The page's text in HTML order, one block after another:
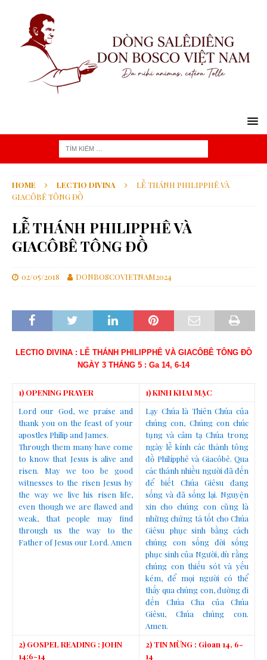
HOME LECTIO DIVINA
LỄ THÁNH PHILIPPHÊ VÀ
GIACÔBÊ TÔNG ĐỒ
LỄ THÁNH PHILIPPHÊ VÀ
GIACÔBÊ TÔNG ĐỒ
02/05/2018 DONBOSCOVIETNAM2024
LECTIO DIVINA : LỄ THÁNH PHILIPPHÊ VÀ GIACÔBÊ TÔNG ĐỒ
NGÀY 3 THÁNG 5 : Ga 14, 6-14
1) OPENING PRAYER
1) KINH KHAI MẠC
Lord our God, we praise and
thank you on the feast of your
apostles Philip and James.
Through them many have come
to know that Jesus is alive and
risen. May we too be good
witnesses to the risen Jesus by
the way we live his risen life,
even though we are flawed and
weak, that people may find
through us the way to the
Father of Jesus our Lord. Amen
Lạy Chúa là Thiên Chúa của
chúng con, Chúng con chúc
tụng và cảm tạ Chúa trong
ngày lễ kính các thánh tông
đồ Philípphê và Giacôbê. Qua
các thánh nhiều người đã đến
để biết Chúa Giêsu đang
sống và đã sống lại. Nguyện
xin cho chúng con cũng là
những chứng tá tốt cho Chúa
Giêsu phục sinh bằng cách
chúng con sống đời sống
phục sinh của Người, dù rằng
chúng con thiếu sót và yếu
kém, để mọi người có thể
thấy qua chúng con, đường đi
đến Chúa Cha của Chúa
Giêsu, Chúa chúng con.
Amen.
2) GOSPEL READING : JOHN
14:6-14
2) TIN MỪNG : Gioan 14, 6-
14